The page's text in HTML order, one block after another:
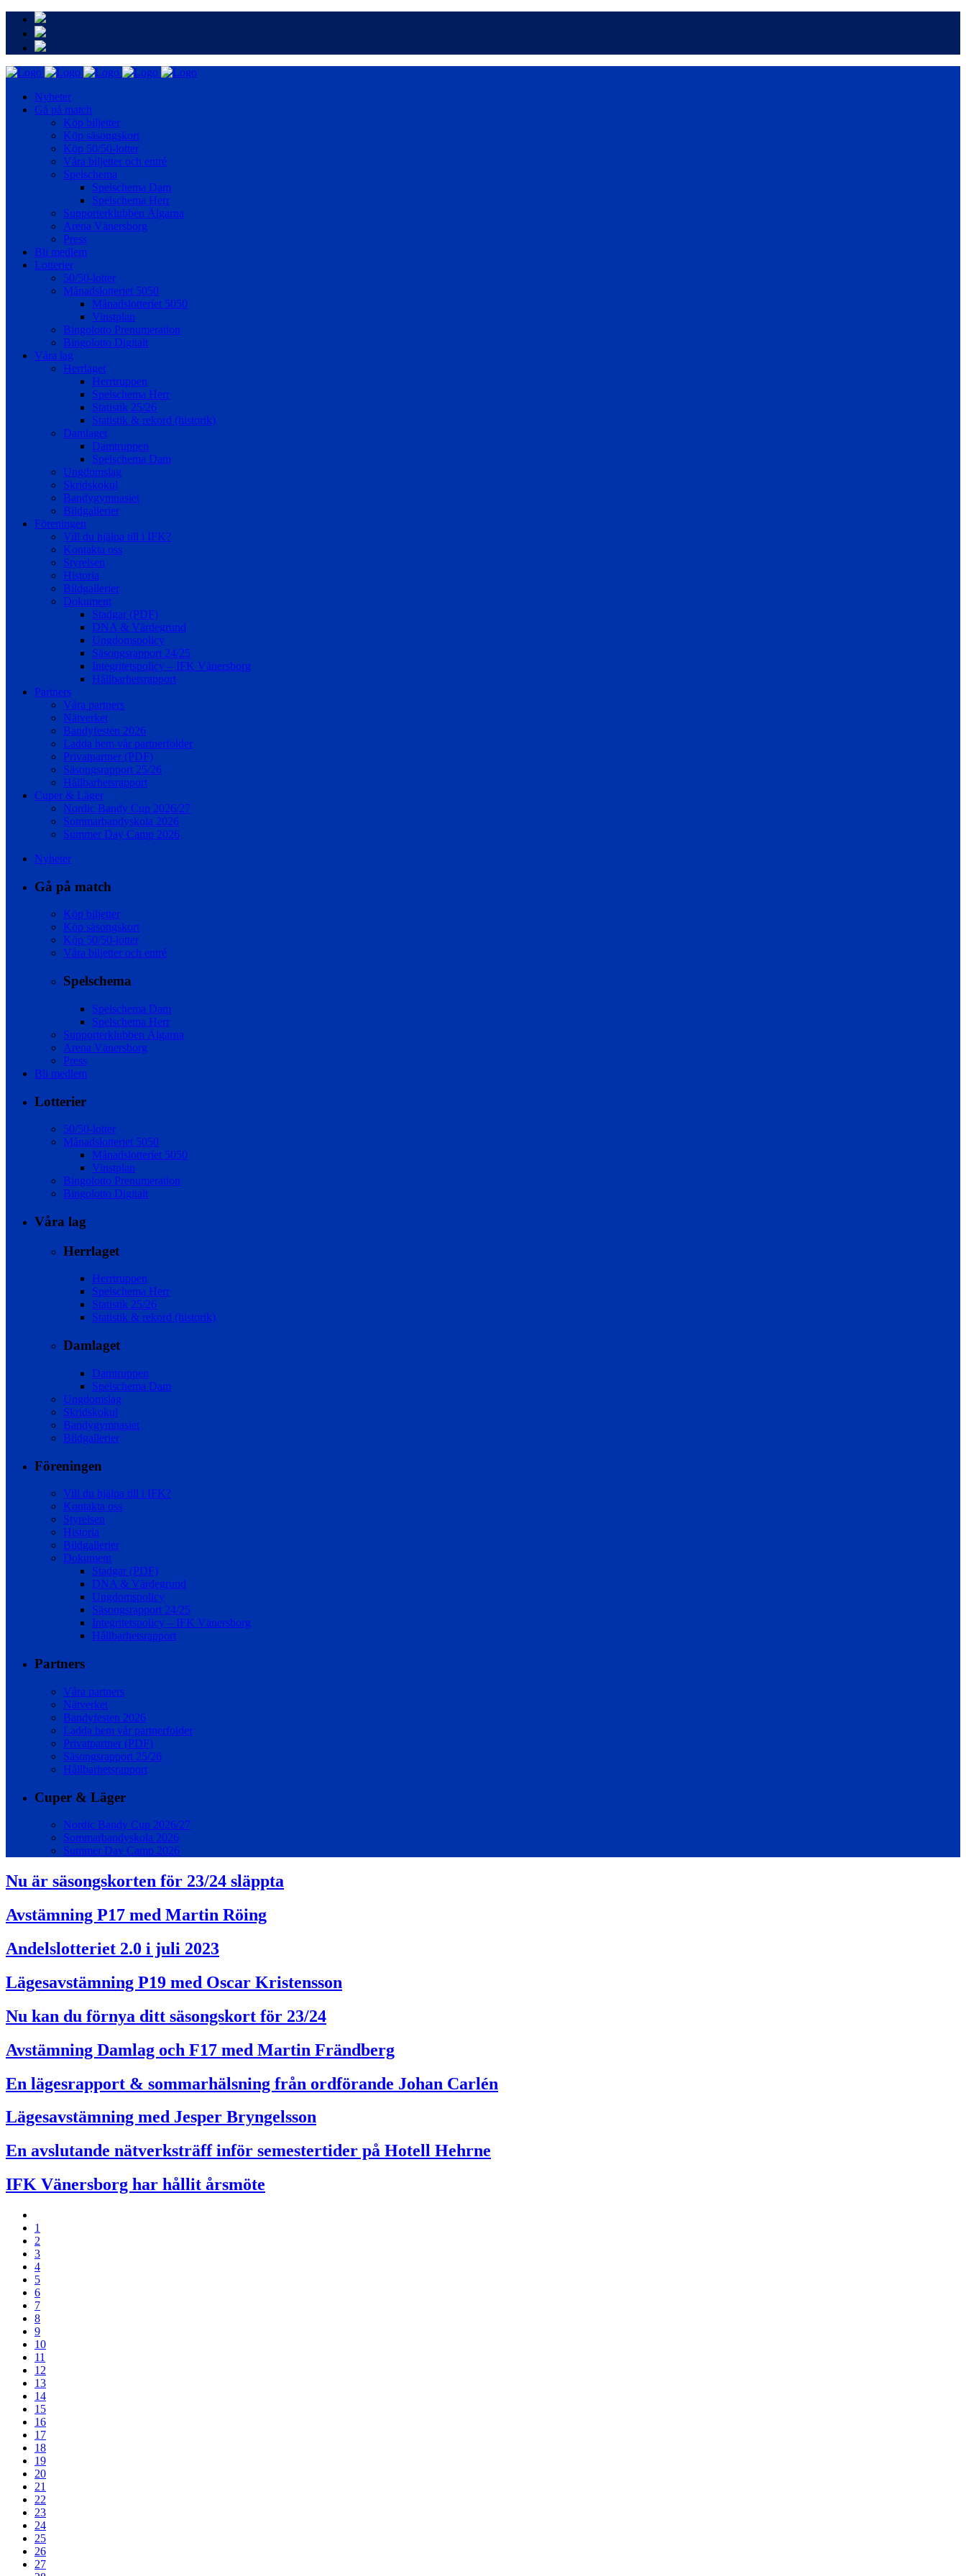
Nyheter
Gå på match
Köp biljetter
Köp säsongskort
Köp 50/50-lotter
Våra biljetter och entré
Spelschema
Spelschema Dam
Spelschema Herr
Supporterklubben Älgarna
Arena Vänersborg
Press
Bli medlem
Lotterier
50/50-lotter
Månadslotteriet 5050
Månadslotteriet 5050
Vinstplan
Bingolotto Prenumeration
Bingolotto Digitalt
Våra lag
Herrlaget
Herrtruppen
Spelschema Herr
Statistik 25/26
Statistik & rekord (historik)
Damlaget
Damtruppen
Spelschema Dam
Ungdomslag
Skridskokul
Bandygymnasiet
Bildgallerier
Föreningen
Vill du hjälpa till i IFK?
Kontakta oss
Styrelsen
Historia
Bildgallerier
Dokument
Stadgar (PDF)
DNA & Värdegrund
Ungdomspolicy
Säsongsrapport 24/25
Integritetspolicy – IFK Vänersborg
Hållbarhetsrapport
Partners
Våra partners
Nätverket
Bandyfesten 2026
Ladda hem vår partnerfolder
Privatpartner (PDF)
Säsongsrapport 25/26
Hållbarhetsrapport
Cuper & Läger
Nordic Bandy Cup 2026/27
Sommarbandyskola 2026
Summer Day Camp 2026
Nyheter
Gå på match
Köp biljetter
Köp säsongskort
Köp 50/50-lotter
Våra biljetter och entré
Spelschema
Spelschema Dam
Spelschema Herr
Supporterklubben Älgarna
Arena Vänersborg
Press
Bli medlem
Lotterier
50/50-lotter
Månadslotteriet 5050
Månadslotteriet 5050
Vinstplan
Bingolotto Prenumeration
Bingolotto Digitalt
Våra lag
Herrlaget
Herrtruppen
Spelschema Herr
Statistik 25/26
Statistik & rekord (historik)
Damlaget
Damtruppen
Spelschema Dam
Ungdomslag
Skridskokul
Bandygymnasiet
Bildgallerier
Föreningen
Vill du hjälpa till i IFK?
Kontakta oss
Styrelsen
Historia
Bildgallerier
Dokument
Stadgar (PDF)
DNA & Värdegrund
Ungdomspolicy
Säsongsrapport 24/25
Integritetspolicy – IFK Vänersborg
Hållbarhetsrapport
Partners
Våra partners
Nätverket
Bandyfesten 2026
Ladda hem vår partnerfolder
Privatpartner (PDF)
Säsongsrapport 25/26
Hållbarhetsrapport
Cuper & Läger
Nordic Bandy Cup 2026/27
Sommarbandyskola 2026
Summer Day Camp 2026
Nu är säsongskorten för 23/24 släppta
Avstämning P17 med Martin Röing
Andelslotteriet 2.0 i juli 2023
Lägesavstämning P19 med Oscar Kristensson
Nu kan du förnya ditt säsongskort för 23/24
Avstämning Damlag och F17 med Martin Frändberg
En lägesrapport & sommarhälsning från ordförande Johan Carlén
Lägesavstämning med Jesper Bryngelsson
En avslutande nätverksträff inför semestertider på Hotell Hehrne
IFK Vänersborg har hållit årsmöte
1
2
3
4
5
6
7
8
9
10
11
12
13
14
15
16
17
18
19
20
21
22
23
24
25
26
27